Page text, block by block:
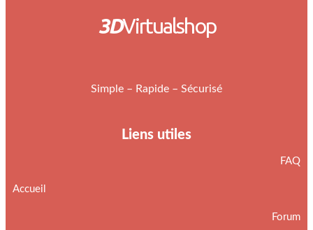
3DVirtualshop
Simple – Rapide – Sécurisé
Liens utiles
Accueil
FAQ
Forum